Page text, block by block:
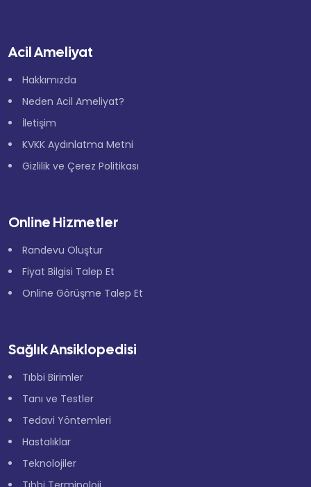
Acil Ameliyat
Hakkımızda
Neden Acil Ameliyat?
İletişim
KVKK Aydınlatma Metni
Gizlilik ve Çerez Politikası
Online Hizmetler
Randevu Oluştur
Fiyat Bilgisi Talep Et
Online Görüşme Talep Et
Sağlık Ansiklopedisi
Tıbbi Birimler
Tanı ve Testler
Tedavi Yöntemleri
Hastalıklar
Teknolojiler
×